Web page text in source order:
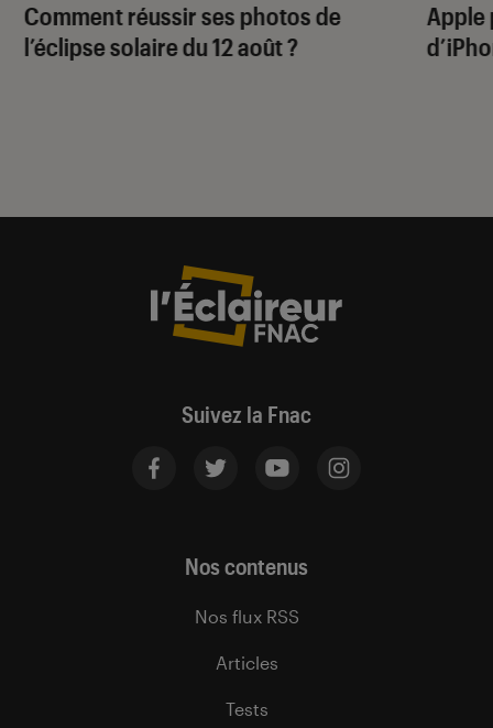
Comment réussir ses photos de
l’éclipse solaire du 12 août ?
Apple
Suivez la Fnac
Nos contenus
Nos flux RSS
Articles
Tests